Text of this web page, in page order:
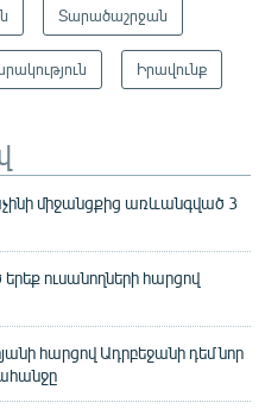
Տարածաշրջան
Իրավունք
միջանցքից առևանգված 3
ուսանողների հարցով
հարցով Ադրբեջանի դեմ նոր